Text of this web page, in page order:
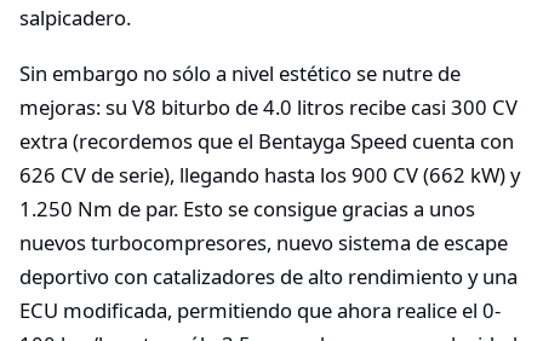
salpicadero.
Sin embargo no sólo a nivel estético se nutre de
mejoras: su V8 biturbo de 4.0 litros recibe casi 300 CV
extra (recordemos que el Bentayga Speed cuenta con
626 CV de serie), llegando hasta los 900 CV (662 kW) y
1.250 Nm de par. Esto se consigue gracias a unos
nuevos turbocompresores, nuevo sistema de escape
deportivo con catalizadores de alto rendimiento y una
ECU modificada, permitiendo que ahora realice el 0-